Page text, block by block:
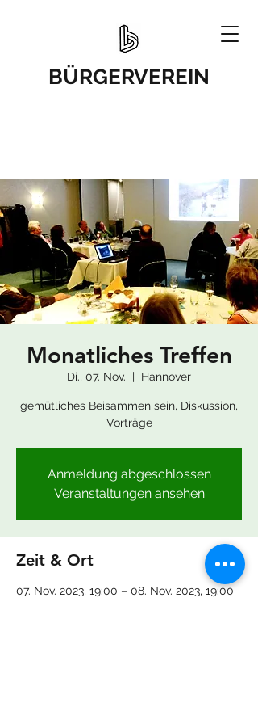
BÜRGERVEREIN
Monatliches Treffen
Di., 07. Nov.
  |
Hannover
gemütliches Beisammen sein, Diskussion,
Vorträge
Anmeldung abgeschlossen
Veranstaltungen ansehen
Zeit & Ort
07. Nov. 2023, 19:00 – 08. Nov. 2023, 19:00